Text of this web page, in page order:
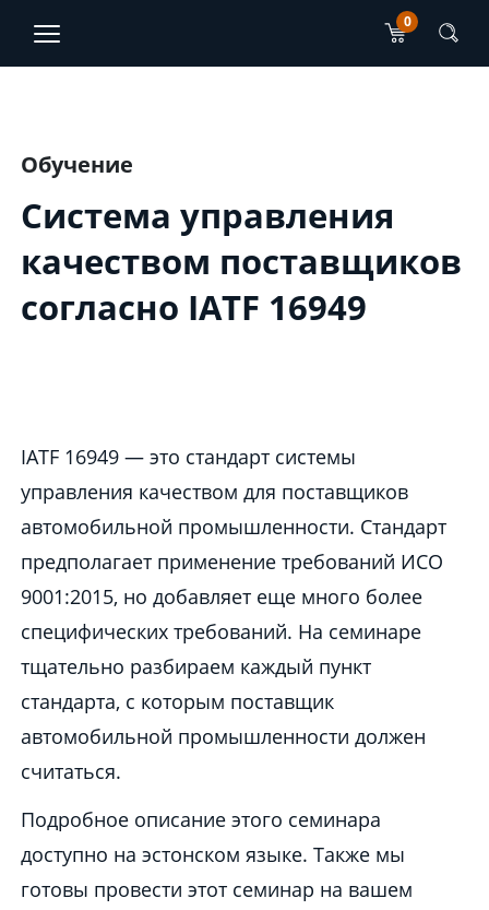
0
Main content section
Обучение
Система управления
качеством поставщиков
согласно IATF 16949
IATF 16949 — это стандарт системы
управления качеством для поставщиков
автомобильной промышленности. Стандарт
предполагает применение требований ИСО
9001:2015, но добавляет еще много более
специфических требований. На семинаре
тщательно разбираем каждый пункт
стандарта, с которым поставщик
автомобильной промышленности должен
считаться.
Подробное описание этого семинара
доступно на эстонском языке. Также мы
готовы провести этот семинар на вашем